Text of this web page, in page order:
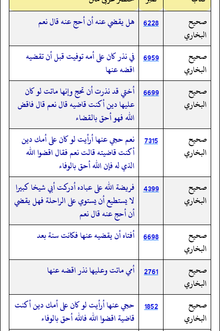
صحيح
البخاري
6228 هل يقضي عنه أن أحج عنه قال نعم
صحيح
البخاري
6959 في نذر كان على أمه توفيت قبل أن تقضيه
اقضه عنها
صحيح
البخاري
6699 أختي قد نذرت أن تحج وإنها ماتت لو كان
عليها دين أكنت قاضيه قال نعم قال فاقض
الله فهو أحق بالقضاء
صحيح
البخاري
7315
نعم حجي عنها أرأيت لو كان على أمك دين
أكنت قاضيته قالت نعم فقال اقضوا الله
الذي له فإن الله أحق بالوفاء
صحيح
البخاري
4399 فريضة الله على عباده أدركت أبي شيخا كبيرا
لا يستطيع أن يستوي على الراحلة فهل يقضي
أن أحج عنه قال نعم
صحيح
البخاري
6698 أفتاه أن يقضيه عنها فكانت سنة بعد
صحيح
البخاري
2761 أمي ماتت وعليها نذر اقضه عنها
صحيح
البخاري
1852
حجي عنها أرأيت لو كان على أمك دين أكنت
قاضية اقضوا الله فالله أحق بالوفاء